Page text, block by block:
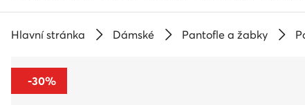
Hlavní stránka Dámské Pantofle a žabky
-30%